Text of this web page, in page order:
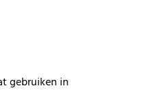
gebruiken in